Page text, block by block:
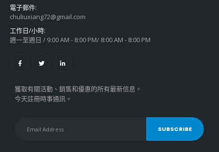
電子郵件:
chuliuxiang72@gmail.com
工作日/小時:
週一至週日 / 9:00 AM - 8:00 PM/ 8:00 AM - 8:00 PM
獲取有關活動、銷售和優惠的所有最新信息。
今天註冊時事通訊。